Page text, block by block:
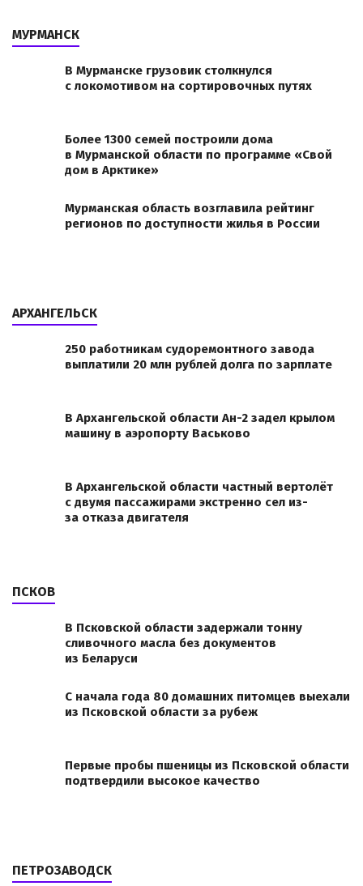
МУРМАНСК
В Мурманске грузовик столкнулся
с локомотивом на сортировочных путях
Более 1300 семей построили дома
в Мурманской области по программе «Свой
дом в Арктике»
Мурманская область возглавила рейтинг
регионов по доступности жилья в России
АРХАНГЕЛЬСК
250 работникам судоремонтного завода
выплатили 20 млн рублей долга по зарплате
В Архангельской области Ан-2 задел крылом
машину в аэропорту Васьково
В Архангельской области частный вертолёт
с двумя пассажирами экстренно сел из-
за отказа двигателя
ПСКОВ
В Псковской области задержали тонну
сливочного масла без документов
из Беларуси
С начала года 80 домашних питомцев выехали
из Псковской области за рубеж
Первые пробы пшеницы из Псковской области
подтвердили высокое качество
ПЕТРОЗАВОДСК